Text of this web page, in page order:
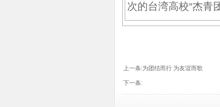
次的台湾高校“杰青
上一条:为团结而行 为友谊而歌
下一条: